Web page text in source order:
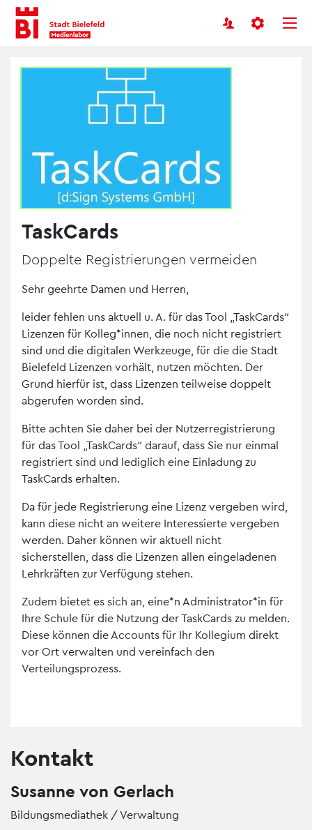
Inhalt
anspringen
Menü
anspringen
Benutzermenü
TaskCards
Doppelte Registrierungen vermeiden
Sehr geehrte Damen und Herren,
leider fehlen uns aktuell u. A. für das Tool „TaskCards“
Lizenzen für Kolleg*innen, die noch nicht registriert
sind und die digitalen Werkzeuge, für die die Stadt
Bielefeld Lizenzen vorhält, nutzen möchten. Der
Grund hierfür ist, dass Lizenzen teilweise doppelt
abgerufen worden sind.
Bitte achten Sie daher bei der Nutzerregistrierung
für das Tool „TaskCards“ darauf, dass Sie nur einmal
registriert sind und lediglich eine Einladung zu
TaskCards erhalten.
Da für jede Registrierung eine Lizenz vergeben wird,
kann diese nicht an weitere Interessierte vergeben
werden. Daher können wir aktuell nicht
sicherstellen, dass die Lizenzen allen eingeladenen
Lehrkräften zur Verfügung stehen.
Zudem bietet es sich an, eine*n Administrator*in für
Ihre Schule für die Nutzung der TaskCards zu melden.
Diese können die Accounts für Ihr Kollegium direkt
vor Ort verwalten und vereinfach den
Verteilungsprozess.
Kontakt
Susanne von Gerlach
Bildungsmediathek / Verwaltung